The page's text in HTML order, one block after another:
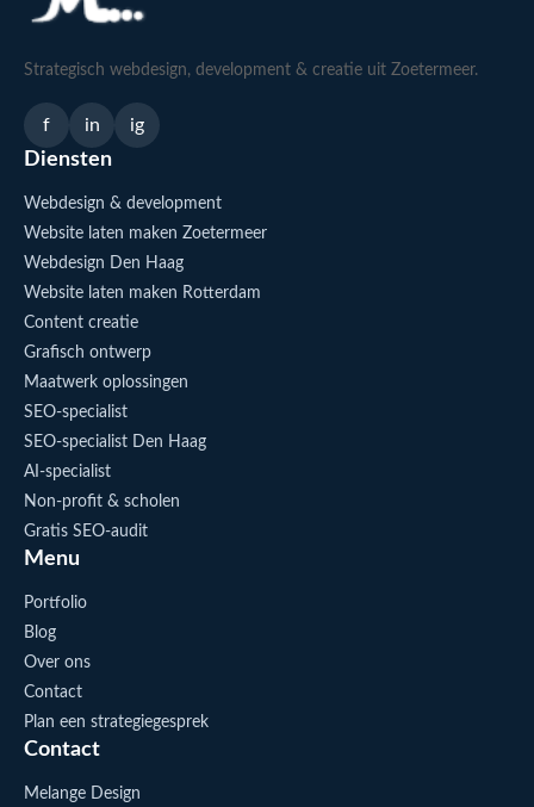
Strategisch webdesign, development & creatie uit Zoetermeer.
f in ig
Diensten
Webdesign & development
Website laten maken Zoetermeer
Webdesign Den Haag
Website laten maken Rotterdam
Content creatie
Grafisch ontwerp
Maatwerk oplossingen
SEO-specialist
SEO-specialist Den Haag
AI-specialist
Non-profit & scholen
Gratis SEO-audit
Menu
Portfolio
Blog
Over ons
Contact
Plan een strategiegesprek
Contact
Melange Design